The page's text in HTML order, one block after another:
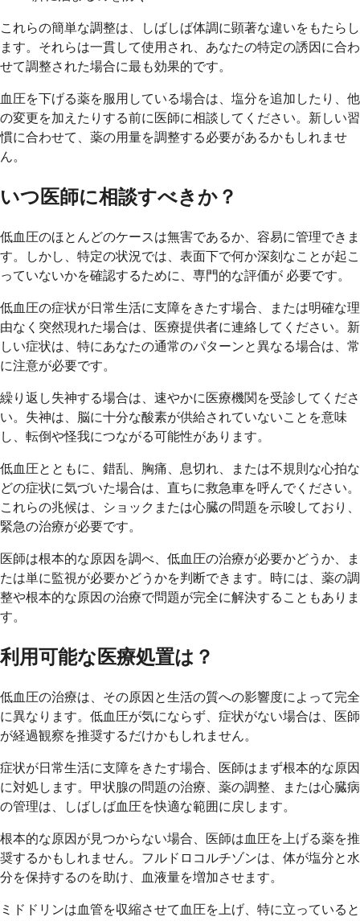
これらの簡単な調整は、しばしば体調に顕著な違いをもたらし
ます。それらは一貫して使用され、あなたの特定の誘因に合わ
せて調整された場合に最も効果的です。
血圧を下げる薬を服用している場合は、塩分を追加したり、他
の変更を加えたりする前に医師に相談してください。新しい習
慣に合わせて、薬の用量を調整する必要があるかもしれませ
ん。
いつ医師に相談すべきか？
低血圧のほとんどのケースは無害であるか、容易に管理できま
す。しかし、特定の状況では、表面下で何か深刻なことが起こ
っていないかを確認するために、専門的な評価が ​​必要です。
低血圧の症状が日常生活に支障をきたす場合、または明確な理
由なく突然現れた場合は、医療提供者に連絡してください。新
しい症状は、特にあなたの通常のパターンと異なる場合は、常
に注意が必要です。
繰り返し失神する場合は、速やかに医療機関を受診してくださ
い。失神は、脳に十分な酸素が供給されていないことを意味
し、転倒や怪我につながる可能性があります。
低血圧とともに、錯乱、胸痛、息切れ、または不規則な心拍な
どの症状に気づいた場合は、直ちに救急車を呼んでください。
これらの兆候は、ショックまたは心臓の問題を示唆しており、
緊急の治療が必要です。
医師は根本的な原因を調べ、低血圧の治療が必要かどうか、ま
たは単に監視が必要かどうかを判断できます。時には、薬の調
整や根本的な原因の治療で問題が完全に解決することもありま
す。
利用可能な医療処置は？
低血圧の治療は、その原因と生活の質への影響度によって完全
に異なります。低血圧が気にならず、症状がない場合は、医師
が経過観察を推奨するだけかもしれません。
症状が日常生活に支障をきたす場合、医師はまず根本的な原因
に対処します。甲状腺の問題の治療、薬の調整、または心臓病
の管理は、しばしば血圧を快適な範囲に戻します。
根本的な原因が見つからない場合、医師は血圧を上げる薬を推
奨するかもしれません。フルドロコルチゾンは、体が塩分と水
分を保持するのを助け、血液量を増加させます。
ミドドリンは血管を収縮させて血圧を上げ、特に立っていると